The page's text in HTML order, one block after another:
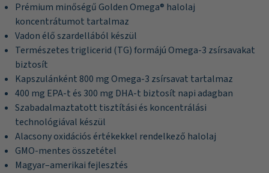
Prémium minőségű Golden Omega® halolaj
koncentrátumot tartalmaz
Vadon élő szardellából készül
Természetes triglicerid (TG) formájú Omega-3 zsírsavakat
biztosít
Kapszulánként 800 mg Omega-3 zsírsavat tartalmaz
400 mg EPA-t és 300 mg DHA-t biztosít napi adagban
Szabadalmaztatott tisztítási és koncentrálási
technológiával készül
Alacsony oxidációs értékekkel rendelkező halolaj
GMO-mentes összetétel
Magyar–amerikai fejlesztés